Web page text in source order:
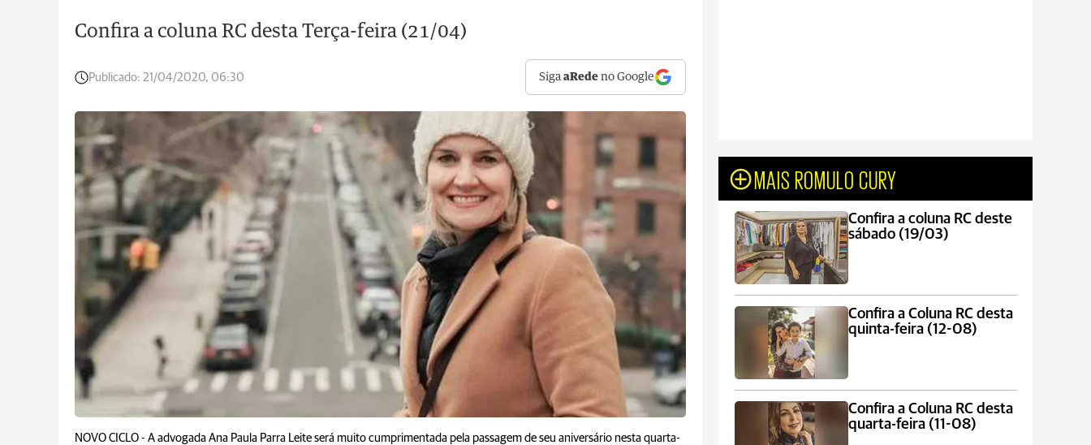
Confira a coluna RC desta Terça-feira (21/04)
Publicado: 21/04/2020, 06:30 SigaaRede no Google
NOVO CICLO - A advogada Ana Paula Parra Leite será muito cumprimentada pela passagem de seu aniversário nesta quarta-
MAIS ROMULO CURY
Confira a coluna RC deste
sábado (19/03)
Confira a Coluna RC desta
quinta-feira (12-08)
Confira a Coluna RC desta
quarta-feira (11-08)